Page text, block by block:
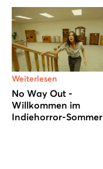
Weiterlesen
No Way Out -
Willkommen im
Indiehorror-Sommer